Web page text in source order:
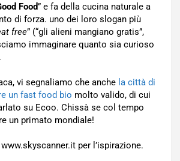
Food” e fa della cucina naturale a
di forza. uno dei loro slogan più
free” (“gli alieni mangiano gratis”,
immaginare quanto sia curioso
vi segnaliamo che anche la città di
un fast food bio molto valido, di cui
su Ecoo. Chissà se col tempo
un primato mondiale!
per l’ispirazione.